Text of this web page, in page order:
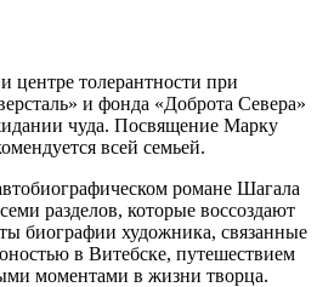
центре толерантности при
и фонда «Доброта Севера»
чуда. Посвящение Марку
всей семьей.
романе Шагала
разделов, которые воссоздают
биографии художника, связанные
в Витебске, путешествием
моментами в жизни творца.